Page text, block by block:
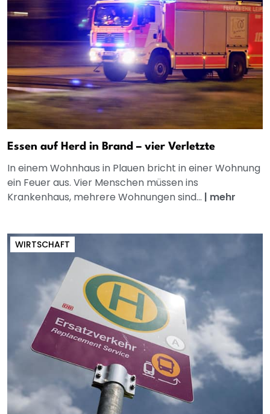
Essen auf Herd in Brand – vier Verletzte
In einem Wohnhaus in Plauen bricht in einer Wohnung
ein Feuer aus. Vier Menschen müssen ins
Krankenhaus, mehrere Wohnungen sind... | mehr
WIRTSCHAFT